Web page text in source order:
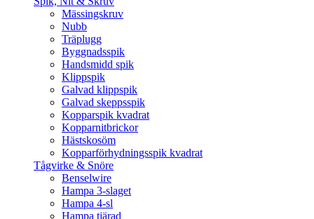
Mässingskruv
Nubb
Träplugg
Byggnadsspik
Handsmidd spik
Klippspik
Galvad klippspik
Galvad skeppsspik
Kopparspik kvadrat
Kopparnitbrickor
Hästskosöm
Kopparförhydningsspik kvadrat
Tågvirke & Snöre
Benselwire
Hampa 3-slaget
Hampa 4-sl
Hampa tjärad